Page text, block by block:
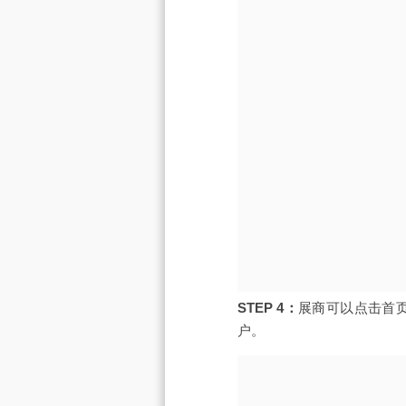
STEP 4： 展商可以点击首
户。